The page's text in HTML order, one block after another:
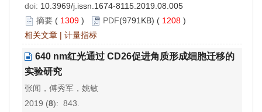
doi: 10.3969/j.issn.1674-8115.2019.08.005
摘要 ( 1309 ) PDF(9791KB) ( 1208 )
相关文章 | 计量指标
640 nm红光通过 CD26促进角质形成细胞迁移的
实验研究
张闻，傅秀军，姚敏
2019 (8): 843.